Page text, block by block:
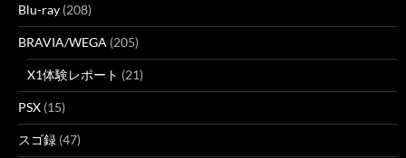
Blu-ray (208)
BRAVIA/WEGA (205)
X1体験レポート (21)
PSX (15)
スゴ録 (47)